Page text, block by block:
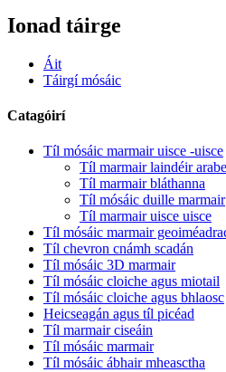
Ionad táirge
Áit
Táirgí mósáic
Catagóirí
Tíl mósáic marmair uisce -uisce
Tíl marmair laindéir
Tíl marmair bláthanna
Tíl mósáic duille marmair
Tíl marmair uisce uisce
Tíl mósáic marmair
Tíl chevron cnámh scadán
Tíl mósáic 3D marmair
Tíl mósáic cloiche agus miotail
Tíl mósáic cloiche agus bhlaosc
Heicseagán agus tíl picéad
Tíl marmair ciseáin
Tíl mósáic marmair
Tíl mósáic ábhair mheasctha